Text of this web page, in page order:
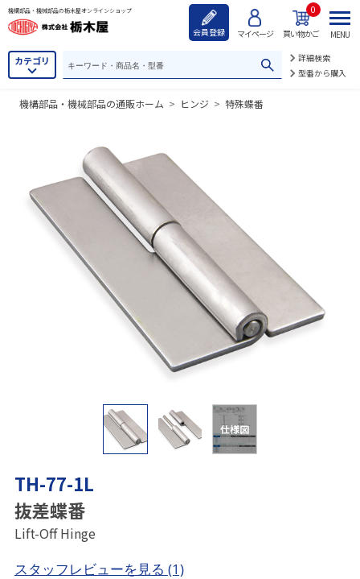
機構部品・機械部品の栃木屋オンラインショップ
会員登録 マイページ 買い物かご
0
カテゴリ
詳細検索
型番から購入
MENU
機構部品・機械部品の通販ホーム > ヒンジ > 特殊蝶番
仕様図
TH-77-1L
抜差蝶番
Lift-Off Hinge
スタッフレビューを見る (1)